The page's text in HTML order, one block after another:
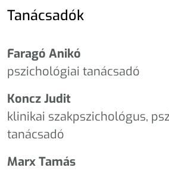
Tanácsadók
Faragó Anikó
pszichológiai tanácsadó
Koncz Judit
klinikai szakpszichológus,
tanácsadó
Marx Tamás